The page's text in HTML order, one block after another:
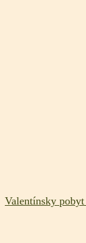
Valentínsky